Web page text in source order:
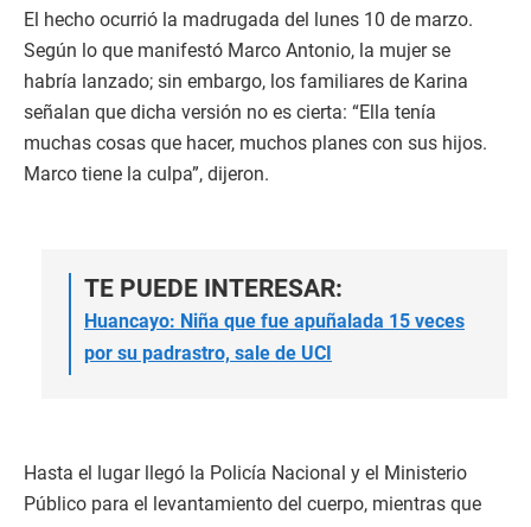
El hecho ocurrió la madrugada del lunes 10 de marzo.
Según lo que manifestó Marco Antonio, la mujer se
habría lanzado; sin embargo, los familiares de Karina
señalan que dicha versión no es cierta: “Ella tenía
muchas cosas que hacer, muchos planes con sus hijos.
Marco tiene la culpa”, dijeron.
TE PUEDE INTERESAR:
Huancayo: Niña que fue apuñalada 15 veces
por su padrastro, sale de UCI
Hasta el lugar llegó la Policía Nacional y el Ministerio
Público para el levantamiento del cuerpo, mientras que